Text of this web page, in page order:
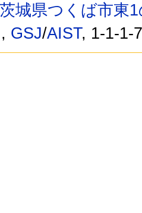
茨城県つくば市東
, GSJ/AIST, 1-1-1-